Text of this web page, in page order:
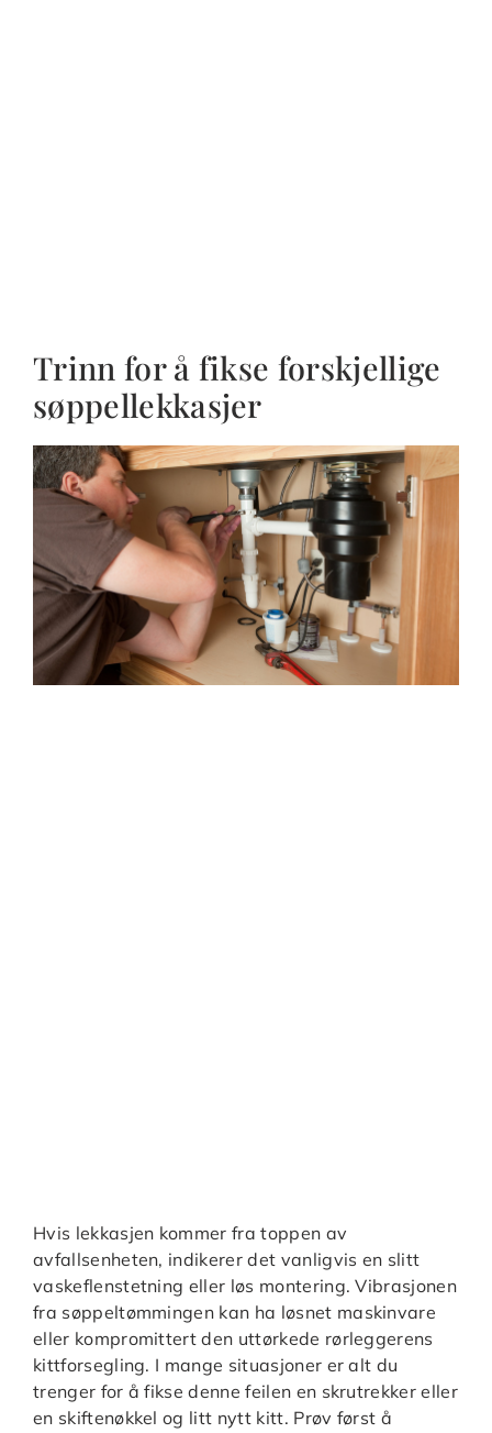
Trinn for å fikse forskjellige
søppellekkasjer
Hvis lekkasjen kommer fra toppen av
avfallsenheten, indikerer det vanligvis en slitt
vaskeflenstetning eller løs montering. Vibrasjonen
fra søppeltømmingen kan ha løsnet maskinvare
eller kompromittert den uttørkede rørleggerens
kittforsegling. I mange situasjoner er alt du
trenger for å fikse denne feilen en skrutrekker eller
en skiftenøkkel og litt nytt kitt. Prøv først å